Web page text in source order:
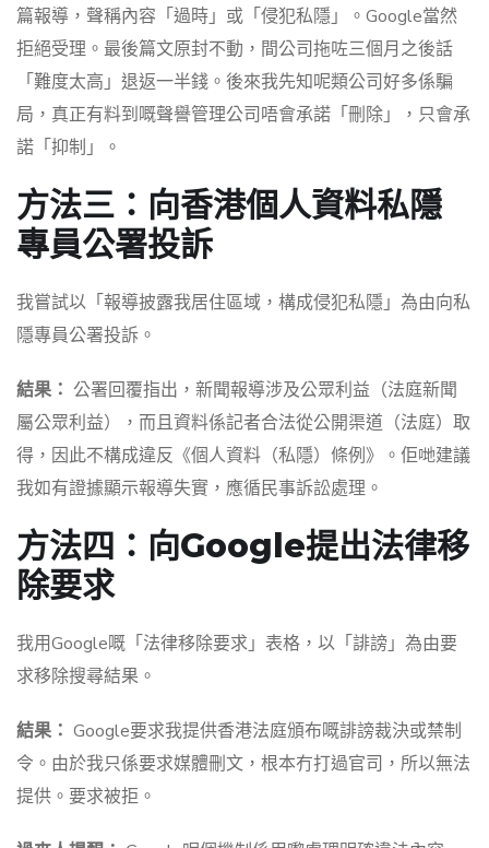
篇報導，聲稱內容「過時」或「侵犯私隱」。Google當然
拒絕受理。最後篇文原封不動，間公司拖咗三個月之後話
「難度太高」退返一半錢。後來我先知呢類公司好多係騙
局，真正有料到嘅聲譽管理公司唔會承諾「刪除」，只會承
諾「抑制」。
方法三：向香港個人資料私隱
專員公署投訴
我嘗試以「報導披露我居住區域，構成侵犯私隱」為由向私
隱專員公署投訴。
結果： 公署回覆指出，新聞報導涉及公眾利益（法庭新聞
屬公眾利益），而且資料係記者合法從公開渠道（法庭）取
得，因此不構成違反《個人資料（私隱）條例》。佢哋建議
我如有證據顯示報導失實，應循民事訴訟處理。
方法四：向Google提出法律移
除要求
我用Google嘅「法律移除要求」表格，以「誹謗」為由要
求移除搜尋結果。
結果： Google要求我提供香港法庭頒布嘅誹謗裁決或禁制
令。由於我只係要求媒體刪文，根本冇打過官司，所以無法
提供。要求被拒。